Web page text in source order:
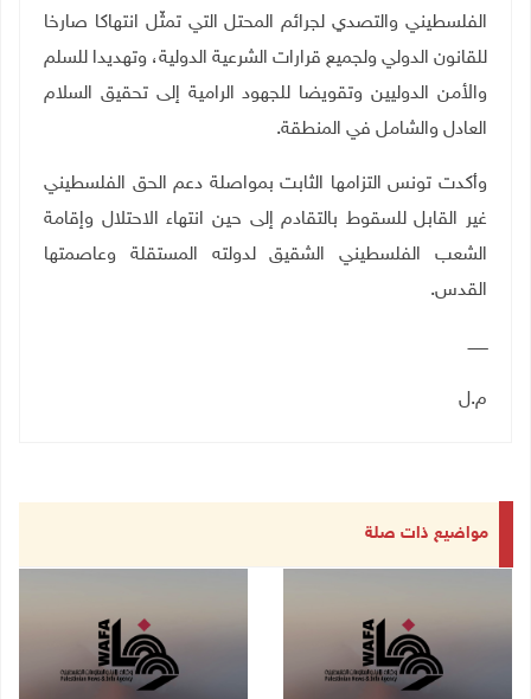
الفلسطيني والتصدي لجرائم المحتل التي تمثّل انتهاكا صارخا
للقانون الدولي ولجميع قرارات الشرعية الدولية، وتهديدا للسلم
والأمن الدوليين وتقويضا للجهود الرامية إلى تحقيق السلام
العادل والشامل في المنطقة.
وأكدت تونس التزامها الثابت بمواصلة دعم الحق الفلسطيني
غير القابل للسقوط بالتقادم إلى حين انتهاء الاحتلال وإقامة
الشعب الفلسطيني الشقيق لدولته المستقلة وعاصمتها
القدس.
ــــــــ
م.ل
مواضيع ذات صلة